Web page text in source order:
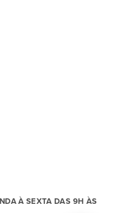
À SEXTA DAS 9H ÀS